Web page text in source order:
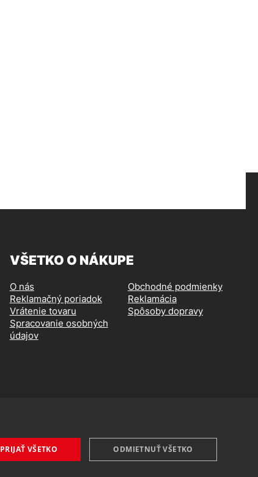
VŠETKO O NÁKUPE
O nás
Obchodné podmienky
Reklamačný poriadok
Reklamácia
Vrátenie tovaru
Spôsoby dopravy
Spracovanie osobných
údajov
PRIJAŤ VŠETKO ODMIETNUŤ VŠETKO